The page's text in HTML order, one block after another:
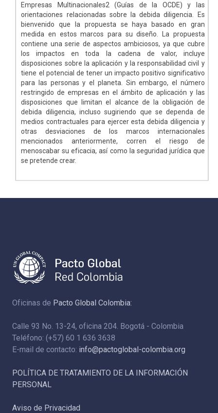
Empresas Multinacionales2 (Guías de la OCDE) y las
orientaciones relacionadas sobre la debida diligencia. Es
bienvenido que la propuesta se haya basado en gran
medida en estos marcos para su diseño. La propuesta
contiene una serie de aspectos ambiciosos, ya que cubre
los impactos en toda la cadena de valor, incluye
disposiciones sobre la aplicación y la responsabilidad civil y
tiene el potencial de tener un impacto positivo significativo
para las personas y el planeta. Sin embargo, el número
restringido de empresas en el ámbito de aplicación y las
disposiciones que limitan el alcance de la obligación de
debida diligencia, incluso sugiriendo que se dependa de
medios contractuales para ejercer esta debida diligencia y
otras desviaciones de los marcos internacionales
mencionados anteriormente, corren el riesgo de
menoscabar su eficacia, así como la seguridad jurídica que
se pretende crear.
Oficinas de Pacto Global Colombia:
Calle 93 No. 13-24, oficina 204. Bogotá - Colombia
Teléfono: (+57) 60 1 636 3638
E-mail de contacto: info@pactoglobal-colombia.org
POLÍTICA DE TRATAMIENTO DE LA INFORMACIÓN
PERSONAL
Aviso de Privacidad